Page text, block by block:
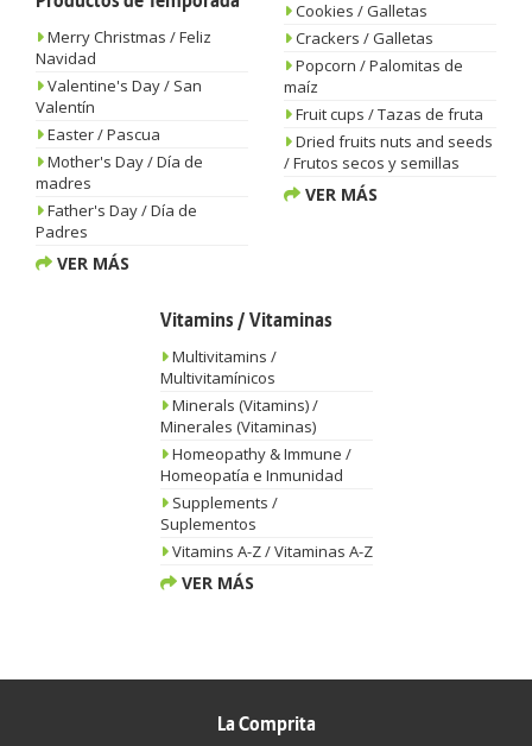
Merry Christmas / Feliz
Navidad
Valentine's Day / San
Valentín
Easter / Pascua
Mother's Day / Día de
madres
Father's Day / Día de
Padres
VER MÁS
Cookies / Galletas
Crackers / Galletas
Popcorn / Palomitas de
maíz
Fruit cups / Tazas de fruta
Dried fruits nuts and seeds
/ Frutos secos y semillas
VER MÁS
Vitamins / Vitaminas
Multivitamins /
Multivitamínicos
Minerals (Vitamins) /
Minerales (Vitaminas)
Homeopathy & Immune /
Homeopatía e Inmunidad
Supplements /
Suplementos
Vitamins A-Z / Vitaminas A-Z
VER MÁS
La Comprita